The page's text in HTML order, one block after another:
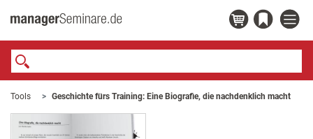
Tools Geschichte fürs Training: Eine Biografie, die nachdenklich macht